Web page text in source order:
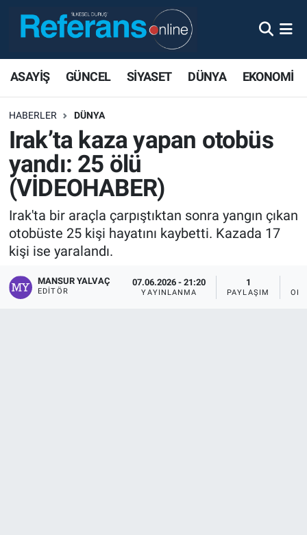
ASAYİŞ GÜNCEL SİYASET DÜNYA EKONOMİ
HABERLER DÜNYA
Irak’ta kaza yapan otobüs
yandı: 25 ölü
(VİDEOHABER)
Irak'ta bir araçla çarpıştıktan sonra yangın çıkan
otobüste 25 kişi hayatını kaybetti. Kazada 17
kişi ise yaralandı.
MANSUR YALVAÇ
EDITÖR
07.06.2026 - 21:20
YAYINLANMA
1
PAYLAŞIM